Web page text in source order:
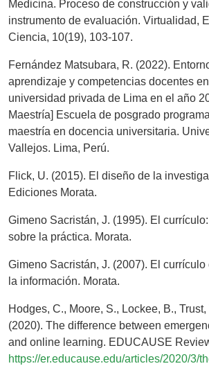
Medicina. Proceso de construcción y
instrumento de evaluación. Virtualidad,
Ciencia, 10(19), 103-107.
Fernández Matsubara, R. (2022).
aprendizaje y competencias docentes
universidad privada de Lima en el año
Maestría] Escuela de posgrado
maestría en docencia universitaria.
Vallejos. Lima, Perú.
Flick, U. (2015). El diseño de la
Ediciones Morata.
Gimeno Sacristán, J. (1995). El
sobre la práctica. Morata.
Gimeno Sacristán, J. (2007). El
la información. Morata.
Hodges, C., Moore, S., Lockee, B., Trust,
(2020). The difference between
and online learning. EDUCAUSE
https://er.educause.edu/articles/2020/3/